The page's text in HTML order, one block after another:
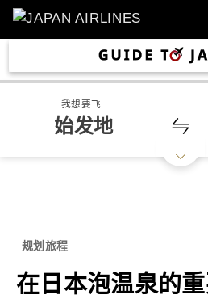
我想要飞
始发地
规划旅程
在日本泡温泉的